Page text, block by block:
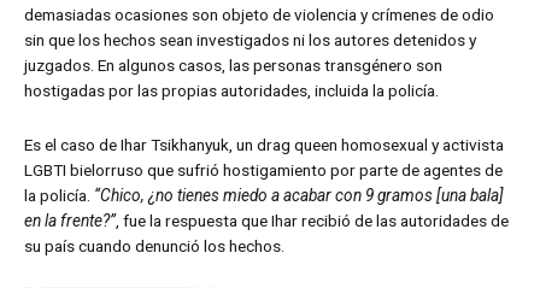
demasiadas ocasiones son objeto de violencia y crímenes de odio
sin que los hechos sean investigados ni los autores detenidos y
juzgados. En algunos casos, las personas transgénero son
hostigadas por las propias autoridades, incluida la policía.
Es el caso de Ihar Tsikhanyuk, un drag queen homosexual y activista
LGBTI bielorruso que sufrió hostigamiento por parte de agentes de
la policía. “Chico, ¿no tienes miedo a acabar con 9 gramos [una bala]
en la frente?”, fue la respuesta que Ihar recibió de las autoridades de
su país cuando denunció los hechos.